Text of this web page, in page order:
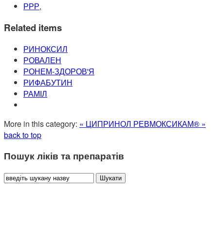
РРР,
Related items
РИНОКСИЛ
РОВАЛЕН
РОНЕМ-ЗДОРОВ'Я
РИФАБУТИН
РАМІЛ
More in this category: « ЦИПРИНОЛ РЕВМОКСИКАМ® »
back to top
Пошук ліків та препаратів